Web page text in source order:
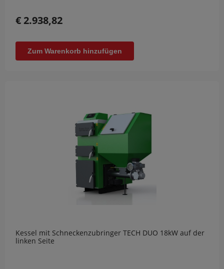
€ 2.938,82
Zum Warenkorb hinzufügen
Kessel mit Schneckenzubringer TECH DUO 18kW auf der
linken Seite